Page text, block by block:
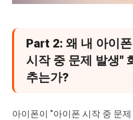
Part 2: 왜 내 아이
시작 중 문제 발생"
추는가?
아이폰이 "아이폰 시작 중 문